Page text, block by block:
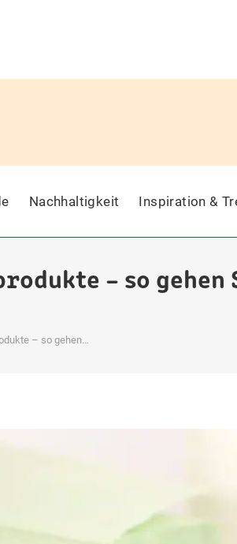
Nachhaltigkeit Inspiration &
– so
– so gehen…